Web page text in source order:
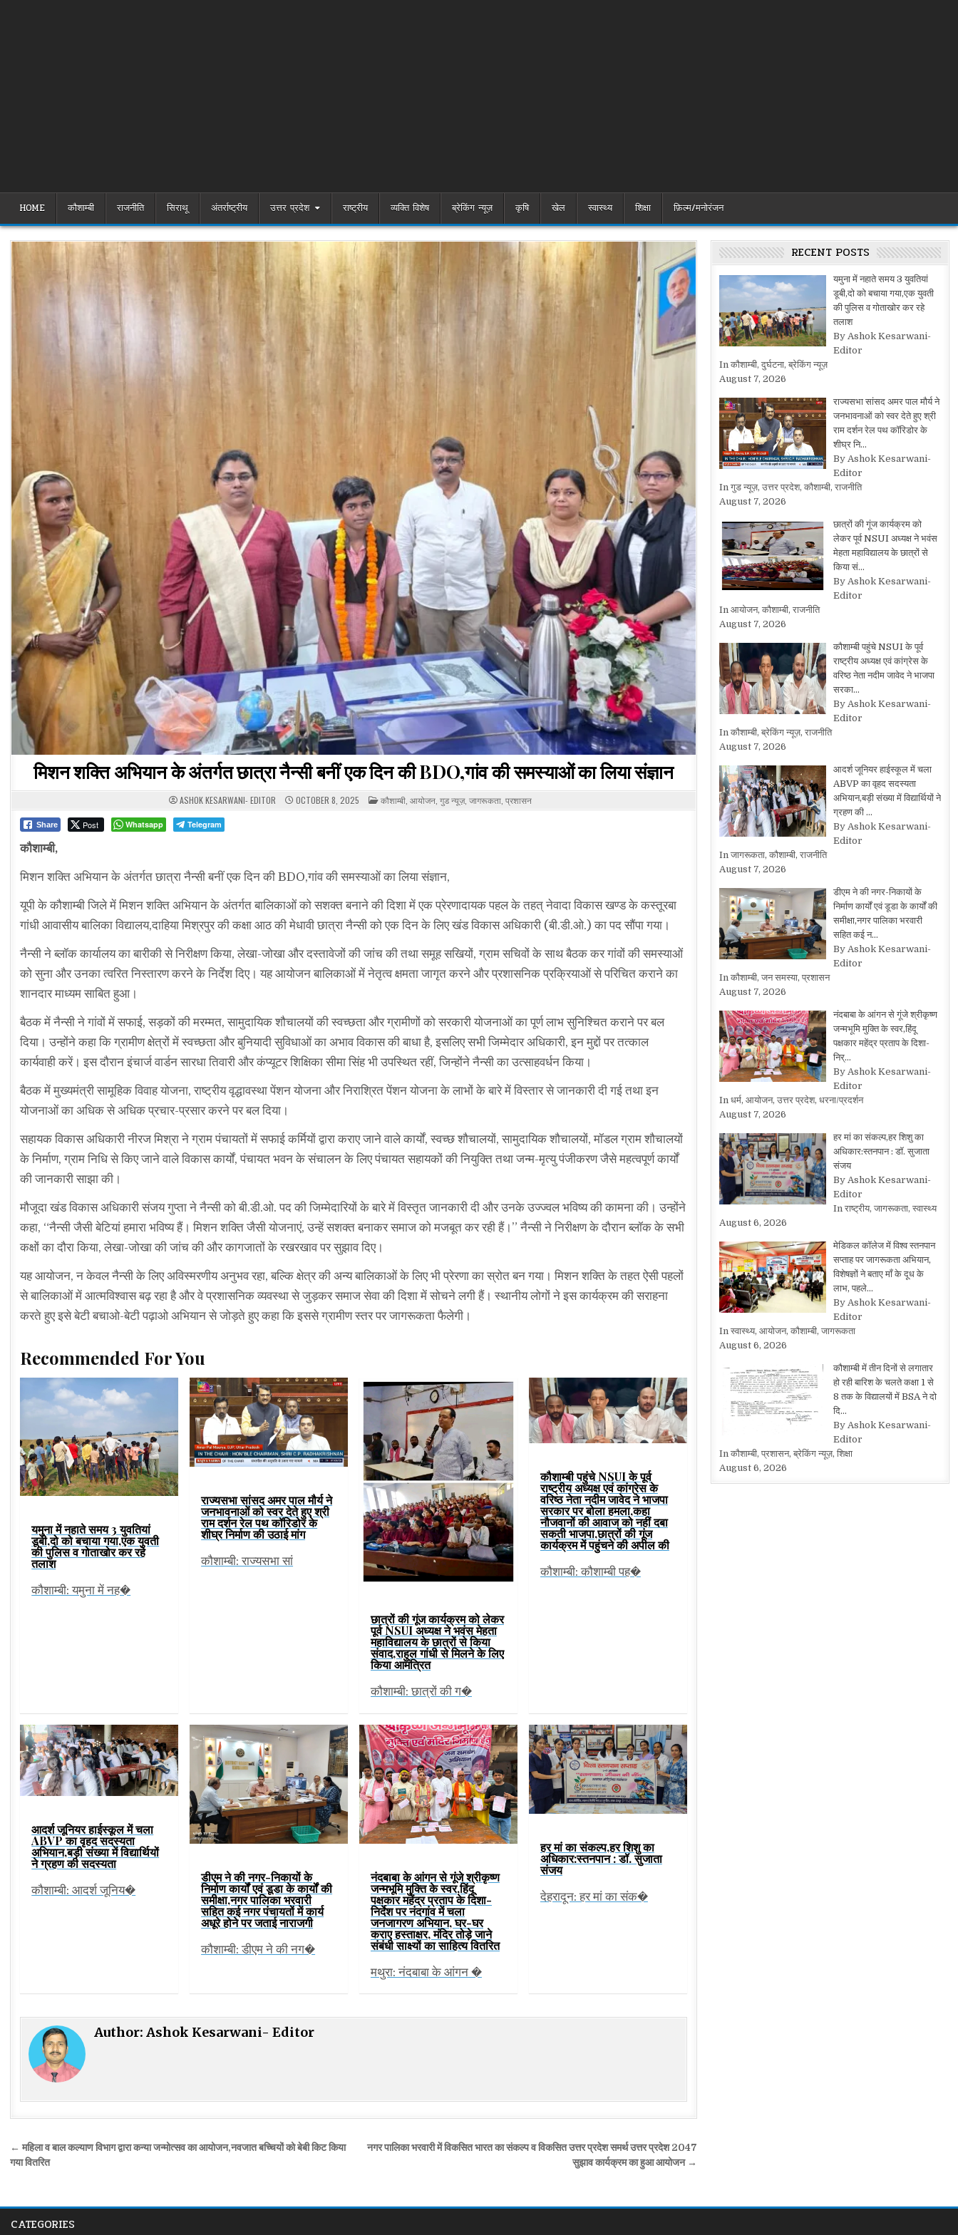
HOME कौशाम्बी राजनीति सिराथू अंतर्राष्ट्रीय उत्तर प्रदेश राष्ट्रीय व्यक्ति विशेष ब्रेकिंग न्यूज़ कृषि खेल स्वास्थ्य शिक्षा फ़िल्म/मनोरंजन
मिशन शक्ति अभियान के अंतर्गत छात्रा नैन्सी बनीं एक दिन की BDO,गांव की समस्याओं का लिया संज्ञान
ASHOK KESARWANI- EDITOR OCTOBER 8, 2025 POSTED
IN
कौशाम्बी, आयोजन, गुड न्यूज़, जागरूकता, प्रशासन
Share Post Whatsapp Telegram
कौशाम्बी,
मिशन शक्ति अभियान के अंतर्गत छात्रा नैन्सी बनीं एक दिन की BDO,गांव की समस्याओं का लिया संज्ञान,
यूपी के कौशाम्बी जिले में मिशन शक्ति अभियान के अंतर्गत बालिकाओं को सशक्त बनाने की दिशा में एक प्रेरणादायक पहल के तहत् नेवादा विकास खण्ड के कस्तूरबा
गांधी आवासीय बालिका विद्यालय,दाहिया मिश्रपुर की कक्षा आठ की मेधावी छात्रा नैन्सी को एक दिन के लिए खंड विकास अधिकारी (बी.डी.ओ.) का पद सौंपा गया।
नैन्सी ने ब्लॉक कार्यालय का बारीकी से निरीक्षण किया, लेखा-जोखा और दस्तावेजों की जांच की तथा समूह सखियों, ग्राम सचिवों के साथ बैठक कर गांवों की समस्याओं
को सुना और उनका त्वरित निस्तारण करने के निर्देश दिए। यह आयोजन बालिकाओं में नेतृत्व क्षमता जागृत करने और प्रशासनिक प्रक्रियाओं से परिचित कराने का
शानदार माध्यम साबित हुआ।
बैठक में नैन्सी ने गांवों में सफाई, सड़कों की मरम्मत, सामुदायिक शौचालयों की स्वच्छता और ग्रामीणों को सरकारी योजनाओं का पूर्ण लाभ सुनिश्चित कराने पर बल
दिया। उन्होंने कहा कि ग्रामीण क्षेत्रों में स्वच्छता और बुनियादी सुविधाओं का अभाव विकास की बाधा है, इसलिए सभी जिम्मेदार अधिकारी, इन मुद्दों पर तत्काल
कार्यवाही करें। इस दौरान इंचार्ज वार्डन सारधा तिवारी और कंप्यूटर शिक्षिका सीमा सिंह भी उपस्थित रहीं, जिन्होंने नैन्सी का उत्साहवर्धन किया।
बैठक में मुख्यमंत्री सामूहिक विवाह योजना, राष्ट्रीय वृद्धावस्था पेंशन योजना और निराश्रित पेंशन योजना के लाभों के बारे में विस्तार से जानकारी दी गई तथा इन
योजनाओं का अधिक से अधिक प्रचार-प्रसार करने पर बल दिया।
सहायक विकास अधिकारी नीरज मिश्रा ने ग्राम पंचायतों में सफाई कर्मियों द्वारा कराए जाने वाले कार्यों, स्वच्छ शौचालयों, सामुदायिक शौचालयों, मॉडल ग्राम शौचालयों
के निर्माण, ग्राम निधि से किए जाने वाले विकास कार्यों, पंचायत भवन के संचालन के लिए पंचायत सहायकों की नियुक्ति तथा जन्म-मृत्यु पंजीकरण जैसे महत्वपूर्ण कार्यों
की जानकारी साझा की।
मौजूदा खंड विकास अधिकारी संजय गुप्ता ने नैन्सी को बी.डी.ओ. पद की जिम्मेदारियों के बारे में विस्तृत जानकारी दी और उनके उज्ज्वल भविष्य की कामना की। उन्होंने
कहा, “नैन्सी जैसी बेटियां हमारा भविष्य हैं। मिशन शक्ति जैसी योजनाएं, उन्हें सशक्त बनाकर समाज को मजबूत कर रही हैं।” नैन्सी ने निरीक्षण के दौरान ब्लॉक के सभी
कक्षों का दौरा किया, लेखा-जोखा की जांच की और कागजातों के रखरखाव पर सुझाव दिए।
यह आयोजन, न केवल नैन्सी के लिए अविस्मरणीय अनुभव रहा, बल्कि क्षेत्र की अन्य बालिकाओं के लिए भी प्रेरणा का स्रोत बन गया। मिशन शक्ति के तहत ऐसी पहलों
से बालिकाओं में आत्मविश्वास बढ़ रहा है और वे प्रशासनिक व्यवस्था से जुड़कर समाज सेवा की दिशा में सोचने लगी हैं। स्थानीय लोगों ने इस कार्यक्रम की सराहना
करते हुए इसे बेटी बचाओ-बेटी पढ़ाओ अभियान से जोड़ते हुए कहा कि इससे ग्रामीण स्तर पर जागरूकता फैलेगी।
Recommended For You
यमुना में नहाते समय 3 युवतियां
डूबी,दो को बचाया गया,एक युवती
की पुलिस व गोताखोर कर रहे
तलाश
कौशाम्बी: यमुना में नह�
राज्यसभा सांसद अमर पाल मौर्य ने
जनभावनाओं को स्वर देते हुए श्री
राम दर्शन रेल पथ कॉरिडोर के
शीघ्र निर्माण की उठाई मांग
कौशाम्बी: राज्यसभा सां
छात्रों की गूंज कार्यक्रम को लेकर
पूर्व NSUI अध्यक्ष ने भवंस मेहता
महाविद्यालय के छात्रों से किया
संवाद,राहुल गांधी से मिलने के लिए
किया आमंत्रित
कौशाम्बी: छात्रों की ग�
कौशाम्बी पहुंचे NSUI के पूर्व
राष्ट्रीय अध्यक्ष एवं कांग्रेस के
वरिष्ठ नेता नदीम जावेद ने भाजपा
सरकार पर बोला हमला,कहा
नौजवानों की आवाज को नहीं दबा
सकती भाजपा,छात्रों की गूंज
कार्यक्रम में पहुंचने की अपील की
कौशाम्बी: कौशाम्बी पह�
आदर्श जूनियर हाईस्कूल में चला
ABVP का वृहद सदस्यता
अभियान,बड़ी संख्या में विद्यार्थियों
ने ग्रहण की सदस्यता
कौशाम्बी: आदर्श जूनिय�
डीएम ने की नगर-निकायों के
निर्माण कार्यों एवं डूडा के कार्यों की
समीक्षा,नगर पालिका भरवारी
सहित कई नगर पंचायतों में कार्य
अधूरे होने पर जताई नाराजगी
कौशाम्बी: डीएम ने की नग�
नंदबाबा के आंगन से गूंजे श्रीकृष्ण
जन्मभूमि मुक्ति के स्वर,हिंदू
पक्षकार महेंद्र प्रताप के दिशा-
निर्देश पर नंदगांव में चला
जनजागरण अभियान, घर-घर
कराए हस्ताक्षर, मंदिर तोड़े जाने
संबंधी साक्ष्यों का साहित्य वितरित
मथुरा: नंदबाबा के आंगन �
हर मां का संकल्प,हर शिशु का
अधिकार:स्तनपान : डॉ. सुजाता
संजय
देहरादून: हर मां का संक�
Author:Ashok Kesarwani- Editor
Post
navigation
नगर पालिका भरवारी में विकसित भारत का संकल्प व विकसित उत्तर प्रदेश समर्थ उत्तर प्रदेश 2047
सुझाव कार्यक्रम का हुआ आयोजन →
← महिला व बाल कल्याण विभाग द्वारा कन्या जन्मोत्सव का आयोजन,नवजात बच्चियों को बेबी किट किया
गया वितरित
RECENT POSTS
यमुना में नहाते समय 3 युवतियां
डूबी,दो को बचाया गया,एक युवती
की पुलिस व गोताखोर कर रहे
तलाश
By Ashok Kesarwani-
Editor
In कौशाम्बी, दुर्घटना, ब्रेकिंग न्यूज़
August 7, 2026
राज्यसभा सांसद अमर पाल मौर्य ने
जनभावनाओं को स्वर देते हुए श्री
राम दर्शन रेल पथ कॉरिडोर के
शीघ्र नि…
By Ashok Kesarwani-
Editor
In गुड न्यूज़, उत्तर प्रदेश, कौशाम्बी, राजनीति
August 7, 2026
छात्रों की गूंज कार्यक्रम को
लेकर पूर्व NSUI अध्यक्ष ने भवंस
मेहता महाविद्यालय के छात्रों से
किया सं…
By Ashok Kesarwani-
Editor
In आयोजन, कौशाम्बी, राजनीति
August 7, 2026
कौशाम्बी पहुंचे NSUI के पूर्व
राष्ट्रीय अध्यक्ष एवं कांग्रेस के
वरिष्ठ नेता नदीम जावेद ने भाजपा
सरका…
By Ashok Kesarwani-
Editor
In कौशाम्बी, ब्रेकिंग न्यूज़, राजनीति
August 7, 2026
आदर्श जूनियर हाईस्कूल में चला
ABVP का वृहद सदस्यता
अभियान,बड़ी संख्या में विद्यार्थियों ने
ग्रहण की …
By Ashok Kesarwani-
Editor
In जागरूकता, कौशाम्बी, राजनीति
August 7, 2026
डीएम ने की नगर-निकायों के
निर्माण कार्यों एवं डूडा के कार्यों की
समीक्षा,नगर पालिका भरवारी
सहित कई न…
By Ashok Kesarwani-
Editor
In कौशाम्बी, जन समस्या, प्रशासन
August 7, 2026
नंदबाबा के आंगन से गूंजे श्रीकृष्ण
जन्मभूमि मुक्ति के स्वर,हिंदू
पक्षकार महेंद्र प्रताप के दिशा-
निर्…
By Ashok Kesarwani-
Editor
In धर्म, आयोजन, उत्तर प्रदेश, धरना/प्रदर्शन
August 7, 2026
हर मां का संकल्प,हर शिशु का
अधिकार:स्तनपान : डॉ. सुजाता
संजय
By Ashok Kesarwani-
Editor
In राष्ट्रीय, जागरूकता, स्वास्थ्य
August 6, 2026
मेडिकल कॉलेज में विश्व स्तनपान
सप्ताह पर जागरूकता अभियान,
विशेषज्ञों ने बताए माँ के दूध के
लाभ, पहले…
By Ashok Kesarwani-
Editor
In स्वास्थ्य, आयोजन, कौशाम्बी, जागरूकता
August 6, 2026
कौशाम्बी में तीन दिनों से लगातार
हो रही बारिश के चलते कक्षा 1 से
8 तक के विद्यालयों में BSA ने दो
दि…
By Ashok Kesarwani-
Editor
In कौशाम्बी, प्रशासन, ब्रेकिंग न्यूज़, शिक्षा
August 6, 2026
CATEGORIES